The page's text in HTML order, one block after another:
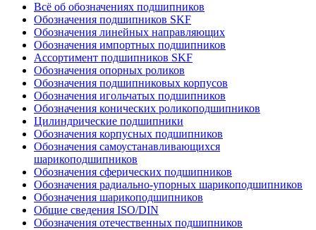
Всё об обозначениях подшипников
Обозначения подшипников SKF
Обозначения линейных направляющих
Обозначения импортных подшипников
Ассортимент подшипников SKF
Обозначения опорных роликов
Обозначения подшипниковых корпусов
Обозначения игольчатых подшипников
Обозначения конических роликоподшипников
Цилиндрические подшипники
Обозначения корпусных подшипников
Обозначения самоустанавливающихся
шарикоподшипников
Обозначения сферических подшипников
Обозначения радиально-упорных шарикоподшипников
Обозначения шарикоподшипников
Общие сведения ISO/DIN
Обозначения отечественных подшипников